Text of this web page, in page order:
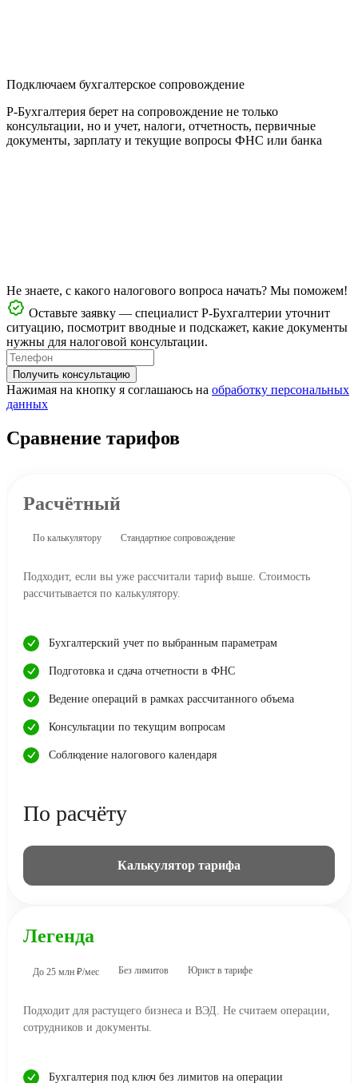
Подключаем бухгалтерское сопровождение
Р-Бухгалтерия берет на сопровождение не только
консультации, но и учет, налоги, отчетность, первичные
документы, зарплату и текущие вопросы ФНС или банка
Не знаете, с какого налогового вопроса начать? Мы поможем!
Оставьте заявку — специалист Р-Бухгалтерии уточнит
ситуацию, посмотрит вводные и подскажет, какие документы
нужны для налоговой консультации.
Получить консультацию
Нажимая на кнопку я соглашаюсь на обработку персональных
данных
Сравнение тарифов
Расчётный
По калькулятору Стандартное сопровождение
Подходит, если вы уже рассчитали тариф выше. Стоимость
рассчитывается по калькулятору.
Бухгалтерский учет по выбранным параметрам
Подготовка и сдача отчетности в ФНС
Ведение операций в рамках рассчитанного объема
Консультации по текущим вопросам
Соблюдение налогового календаря
По расчёту
Калькулятор тарифа
Легенда
До 25 млн ₽/мес Без лимитов Юрист в тарифе
Подходит для растущего бизнеса и ВЭД. Не считаем операции,
сотрудников и документы.
Бухгалтерия под ключ без лимитов на операции